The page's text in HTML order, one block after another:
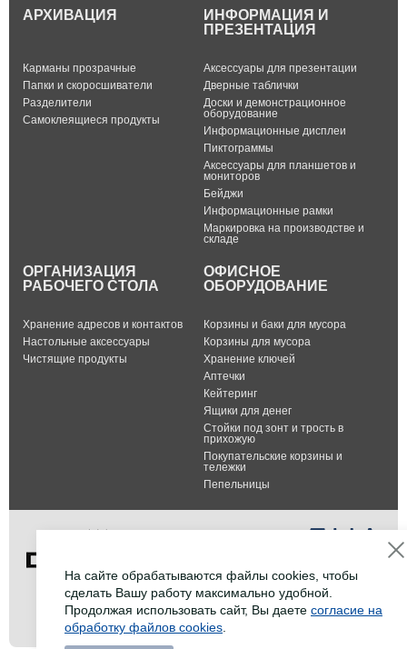
АРХИВАЦИЯ
Карманы прозрачные
Папки и скоросшиватели
Разделители
Самоклеящиеся продукты
ИНФОРМАЦИЯ И
ПРЕЗЕНТАЦИЯ
Аксессуары для презентации
Дверные таблички
Доски и демонстрационное
оборудование
Информационные дисплеи
Пиктограммы
Аксессуары для планшетов и
мониторов
Бейджи
Информационные рамки
Маркировка на производстве и
складе
ОРГАНИЗАЦИЯ
РАБОЧЕГО СТОЛА
Хранение адресов и контактов
Настольные аксессуары
Чистящие продукты
ОФИСНОЕ
ОБОРУДОВАНИЕ
Корзины и баки для мусора
Корзины для мусора
Хранение ключей
Аптечки
Кейтеринг
Ящики для денег
Стойки под зонт и трость в
прихожую
Покупательские корзины и
тележки
Пепельницы
Тел.: +7 (495) 232-07-42
Факс: +7 (495) 232-07-42
E-mail:info@durable-shop.ru
На сайте обрабатываются файлы cookies, чтобы
сделать Вашу работу максимально удобной.
Продолжая использовать сайт, Вы даете согласие на
обработку файлов cookies